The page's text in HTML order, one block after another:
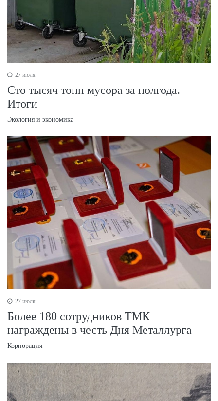
27 июля
Сто тысяч тонн мусора за полгода.
Итоги
Экология и экономика
27 июля
Более 180 сотрудников ТМК
награждены в честь Дня Металлурга
Корпорация